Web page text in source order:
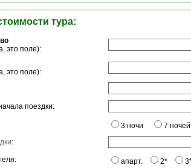
тура:
это поле):
это поле):
поездки:
3 ночи 7 ночей
апарт. 2*